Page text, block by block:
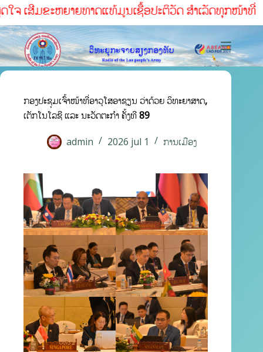
ມຂະຫຍາຍທາດແທ້ມູນເຊື້ອປະຕິວັດ ສໍາເລັດທຸກໜ້າທ່ີ
ກອງປະຊຸມເຈົ້າໜ້າທີ່ອາວຸໂສອາຊຽນ ວ່າດ້ວຍ ວິທະຍາສາດ,
ເຕັກໂນໂລຊີ ແລະ ນະວັດຕະກຳ ຄັ້ງທີ 89
admin 2026 jul 1 ການເມືອງ